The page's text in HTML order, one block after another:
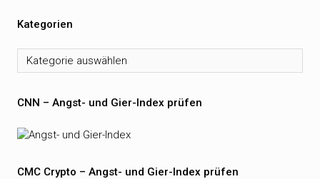
Kategorien
Kategorien
CNN – Angst- und Gier-Index prüfen
CMC Crypto – Angst- und Gier-Index prüfen